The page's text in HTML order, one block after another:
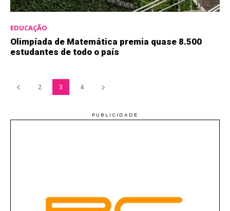
EDUCAÇÃO
Olimpíada de Matemática premia quase 8.500
estudantes de todo o país
2 3 4